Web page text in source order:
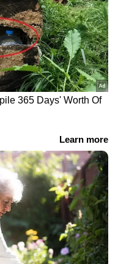
മാനേജർ ഗുഡ്രുൻ
സമ്മേളനത്തിൽ